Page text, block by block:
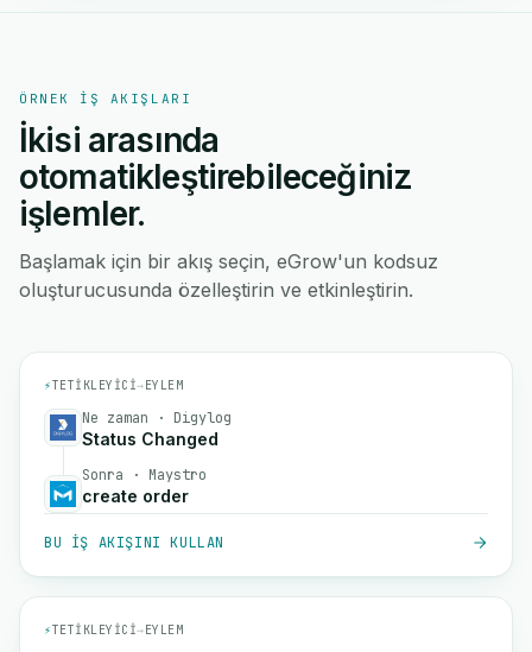
ÖRNEK IŞ AKIŞLARI
İkisi arasında
otomatikleştirebileceğiniz
işlemler.
Başlamak için bir akış seçin, eGrow'un kodsuz
oluşturucusunda özelleştirin ve etkinleştirin.
⚡TETIKLEYICI→EYLEM
Ne zaman · Digylog
Status Changed
Sonra · Maystro
create order
BU IŞ AKIŞINI KULLAN
⚡TETIKLEYICI→EYLEM